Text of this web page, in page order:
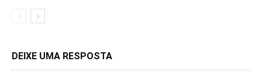
DEIXE UMA RESPOSTA